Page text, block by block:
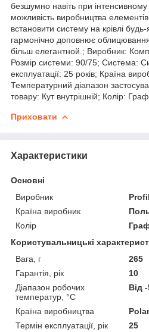
безшумно навіть при інтенсивному
можливість виробництва
встановити систему на крівлі
гармонічно доповнює облицювання
більш елегантной.; Виробник:
Розмір системи: 90/75; Система:
експлуатації: 25 років; Країна
Температурний діапазон
товару: Кут внутрішній; Колір:
Приховати
Характеристики
Основні
Виробник
Profil
Країна виробник
Колір
Користувальницькі
Вага, г
265
Гарантія, рік
10
Діапазон робочих
температур, °С
Від
Країна виробництва
Термін експлуатації, рік
25